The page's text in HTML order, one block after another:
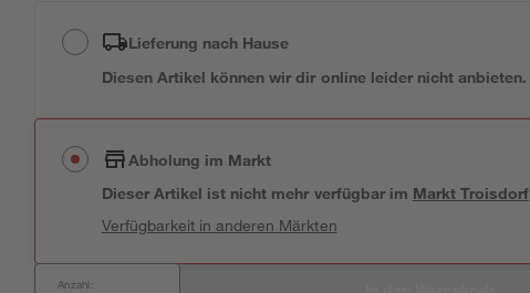
Lieferung nach Hause
Diesen Artikel können wir dir online leider nicht anbieten.
Abholung im Markt
Dieser Artikel ist nicht mehr verfügbar im Markt Troisdorf
Verfügbarkeit in anderen Märkten
Anzahl: